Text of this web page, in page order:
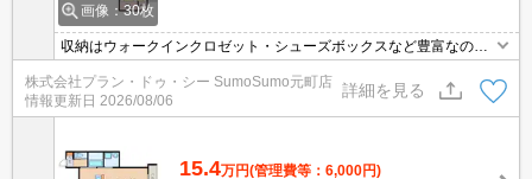
画像：30枚
収納はウォークインクロゼット・シューズボックスなど豊富なの
で、広々と空間を利用することも可能です。室内設備は洗面所独
立・浴室乾燥機などが揃っているので、快適に過ごしやすいお部屋
になります。セキュリティ面は、オートロック・TVインターホンな
どを備え付けているので安心して暮らせます。初期費用のカード決
株式会社プラン・ドゥ・シー SumoSumo元町店
情報更新日 2026/08/06
詳細を見る
15.4万円(管理費等：6,000円)